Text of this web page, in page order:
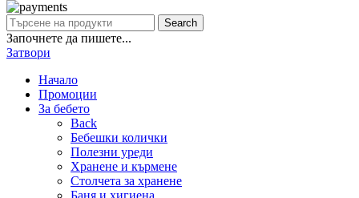
Search
Започнете да пишете...
Затвори
Начало
Промоции
За бебето
Back
Бебешки колички
Полезни уреди
Хранене и кърмене
Столчета за хранене